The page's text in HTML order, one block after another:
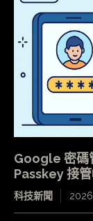
Google 密碼
Passkey 接管
科技新聞